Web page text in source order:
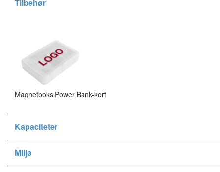
Tilbehør
Magnetboks Power Bank-kort
Kapaciteter
Miljø